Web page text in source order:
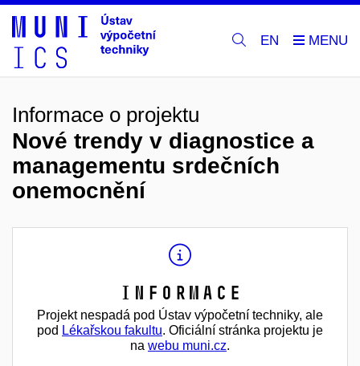
EN
Informace o projektu
Nové trendy v diagnostice a
managementu srdečních
onemocnění
Informace
Projekt nespadá pod Ústav výpočetní techniky, ale
pod Lékařskou fakultu. Oficiální stránka projektu je
na webu muni.cz.